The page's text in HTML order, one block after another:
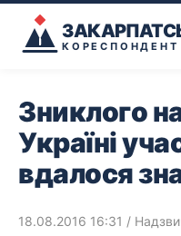
КОРЕСПОНДЕНТ
Зниклого
Україні
вдалося
18.08.2016 16:31 /